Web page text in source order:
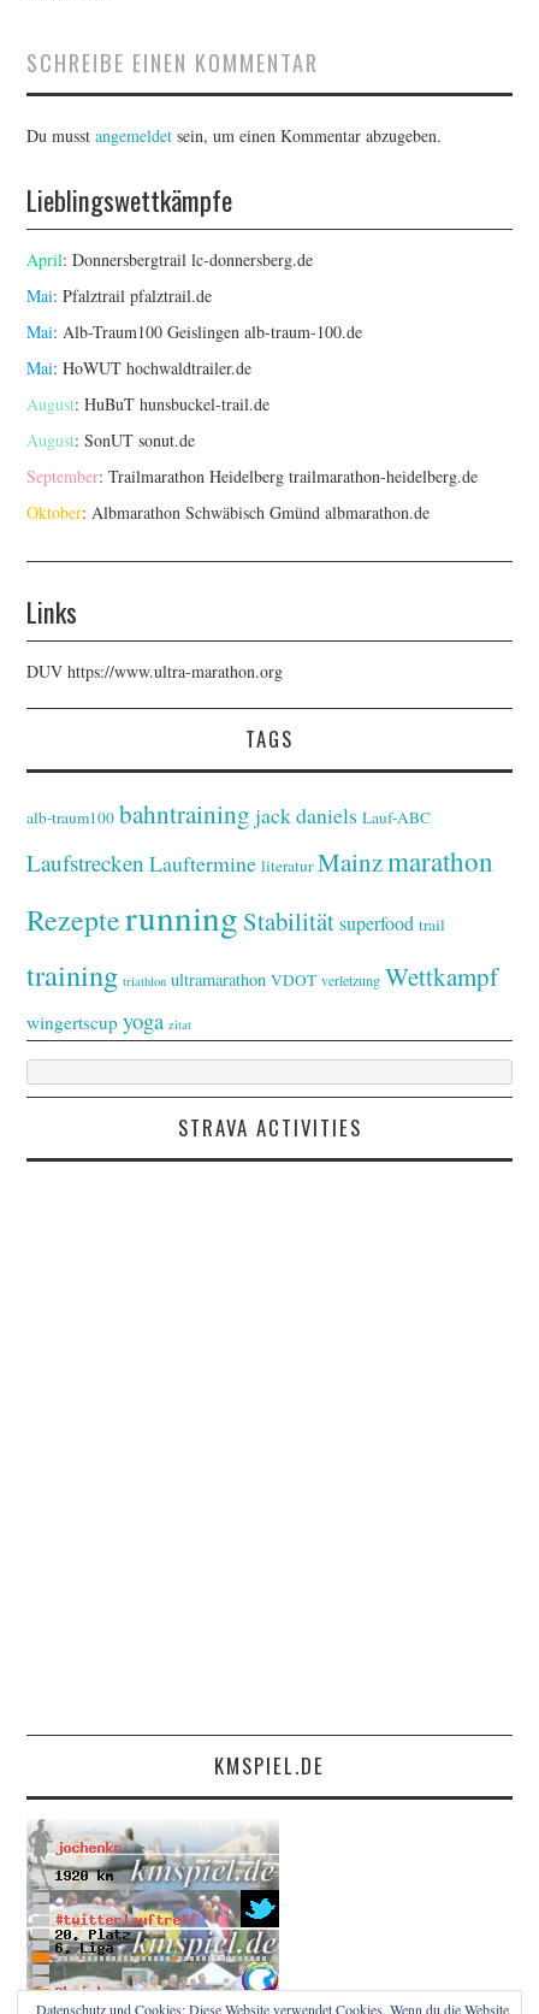
SCHREIBE EINEN KOMMENTAR
Du musstangemeldet sein, um einen Kommentar abzugeben.
Lieblingswettkämpfe
April: Donnersbergtraillc-donnersberg.de
Mai: Pfalztrailpfalztrail.de
Mai: Alb-Traum100 Geislingenalb-traum-100.de
Mai: HoWUThochwaldtrailer.de
August: HuBuThunsbuckel-trail.de
August: SonUTsonut.de
September: Trailmarathon Heidelbergtrailmarathon-heidelberg.de
Oktober: Albmarathon Schwäbisch Gmündalbmarathon.de
Links
DUVhttps://www.ultra-marathon.org
TAGS
alb-traum100 bahntraining jack daniels Lauf-ABC
Laufstrecken Lauftermine literatur Mainzmarathon
Rezepterunning Stabilität superfood trail
training triathlon ultramarathon VDOT verletzung Wettkampf
wingertscup yoga zitat
STRAVA ACTIVITIES
KMSPIEL.DE
Datenschutz und Cookies: Diese Website verwendet Cookies. Wenn du die Website